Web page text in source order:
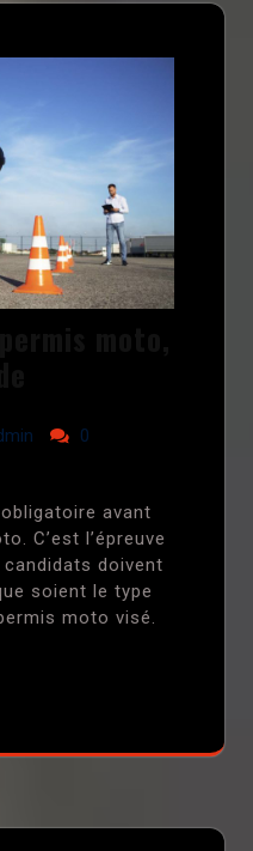
0
avant
C’est l’épreuve
doivent
soient le type
moto visé.